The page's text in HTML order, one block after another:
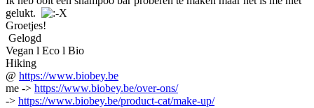
gelukt.
Groetjes!
Gelogd
Vegan l Eco l Bio
Hiking
@ https://www.biobey.be
me -> https://www.biobey.be/over-ons/
-> https://www.biobey.be/product-cat/make-up/